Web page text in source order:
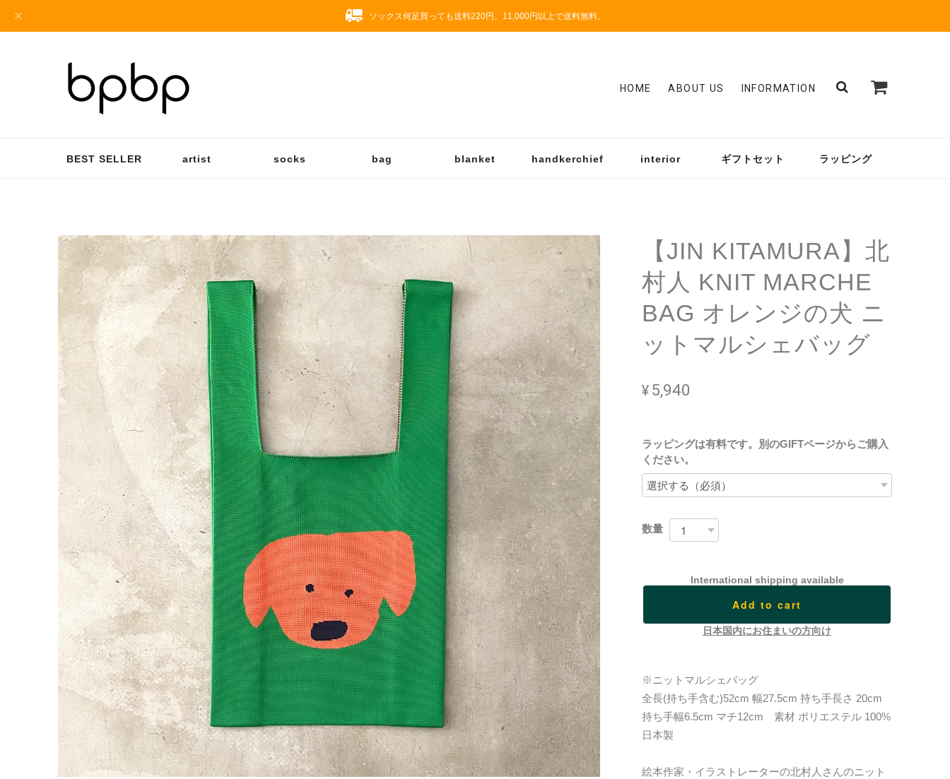
ソックス何足買っても送料220円。11,000円以上で送料無料。
HOME ABOUT US INFORMATION
BEST SELLER artist socks bag blanket handkerchief interior ギフトセット ラッピング
【JIN KITAMURA】北
村人 KNIT MARCHE
BAG オレンジの犬 ニ
ットマルシェバッグ
¥5,940
ラッピングは有料です。別のGIFTページからご購入
ください。
数量
International shipping available
Add to cart
日本国内にお住まいの方向け
※ニットマルシェバッグ
全長(持ち手含む)52cm 幅27.5cm 持ち手長さ 20cm
持ち手幅6.5cm マチ12cm 素材 ポリエステル 100%
日本製
絵本作家・イラストレーターの北村人さんのニット